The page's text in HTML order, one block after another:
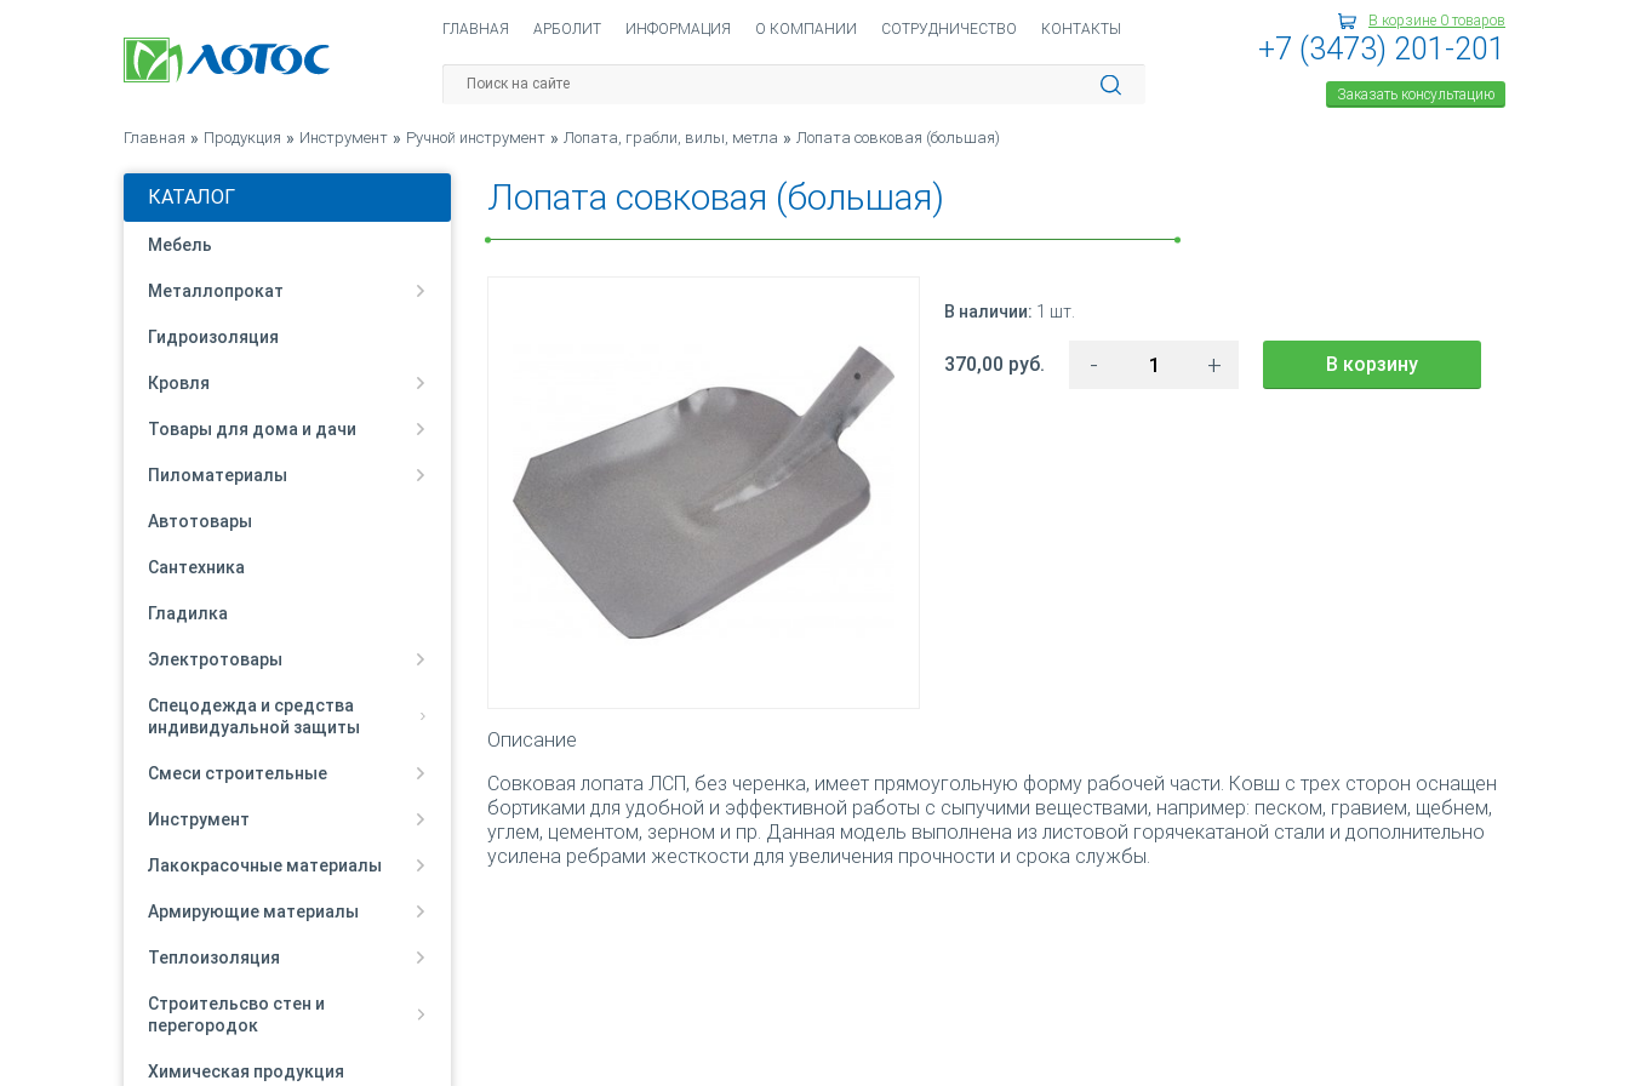
ГЛАВНАЯ АРБОЛИТ ИНФОРМАЦИЯ О КОМПАНИИ СОТРУДНИЧЕСТВО КОНТАКТЫ В корзине 0 товаров
+7 (3473) 201-201
Заказать консультацию
ЛОПАТА СОВКОВАЯ (БОЛЬШАЯ)
Главная » Продукция » Инструмент » Ручной инструмент » Лопата, грабли, вилы, метла » Лопата совковая (большая)
КАТАЛОГ
Мебель
Металлопрокат
Гидроизоляция
Кровля
Товары для дома и дачи
Пиломатериалы
Автотовары
Сантехника
Гладилка
Электротовары
Спецодежда и средства
индивидуальной защиты
Смеси строительные
Инструмент
Лакокрасочные материалы
Армирующие материалы
Теплоизоляция
Строительсво стен и
перегородок
Химическая продукция
Лопата совковая (большая)
В наличии: 1 шт.
370,00 руб. - + В корзину
Описание
Совковая лопата ЛСП, без черенка, имеет прямоугольную форму рабочей части. Ковш с трех сторон оснащен
бортиками для удобной и эффективной работы с сыпучими веществами, например: песком, гравием, щебнем,
углем, цементом, зерном и пр. Данная модель выполнена из листовой горячекатаной стали и дополнительно
усилена ребрами жесткости для увеличения прочности и срока службы.